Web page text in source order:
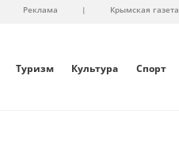
Реклама | Крымская газета
Туризм Культура Спорт